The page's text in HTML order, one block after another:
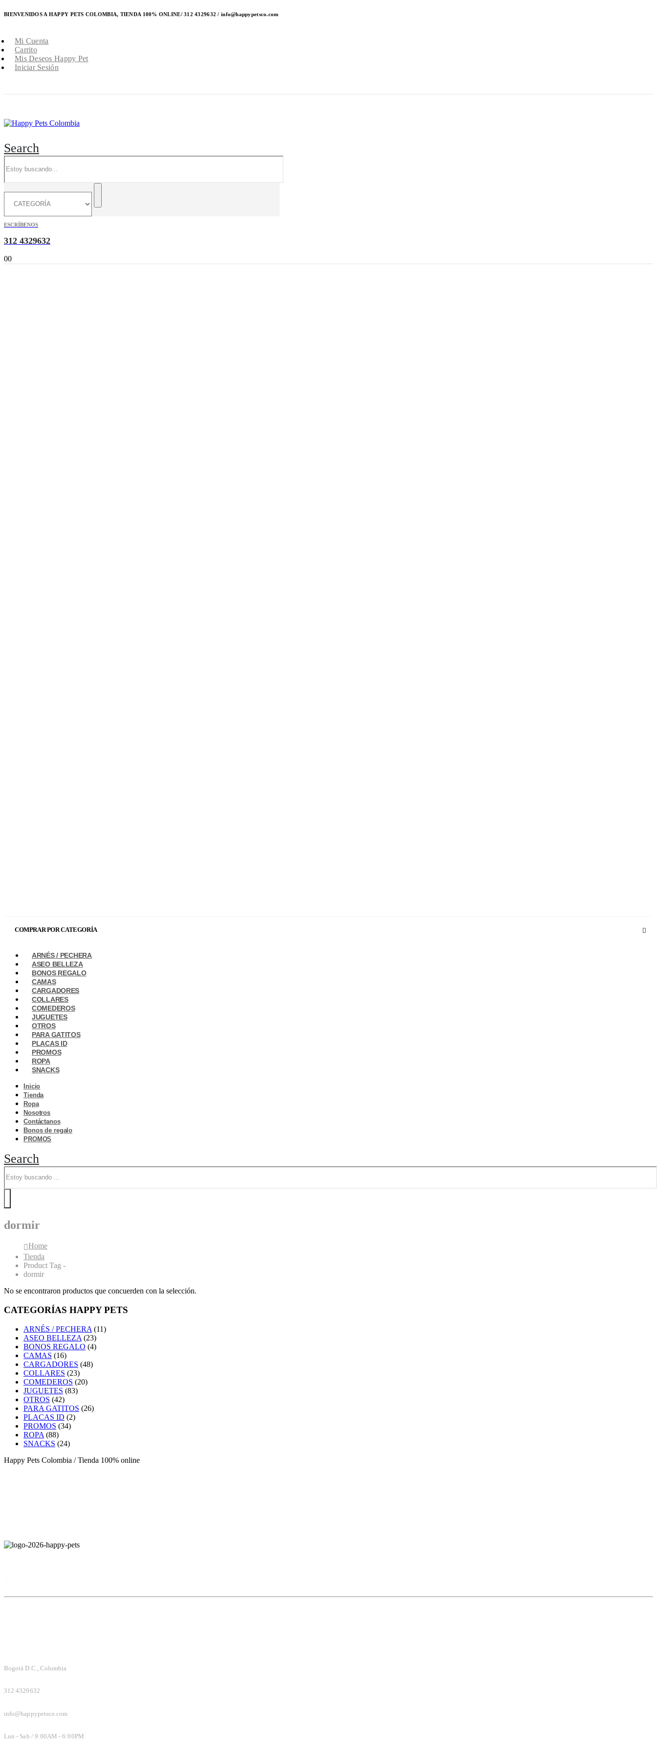
BIENVENIDOS A HAPPY PETS COLOMBIA, TIENDA 100% ONLINE/ 312 4329632 / info@happypetsco.com
Mi Cuenta
Carrito
Mis Deseos Happy Pet
Iniciar Sesión
Search
ESCRÍBENOS
312 4329632
00
COMPRAR POR CATEGORÍA
ARNÉS / PECHERA
ASEO BELLEZA
BONOS REGALO
CAMAS
CARGADORES
COLLARES
COMEDEROS
JUGUETES
OTROS
PARA GATITOS
PLACAS ID
PROMOS
ROPA
SNACKS
Inicio
Tienda
Ropa
Nosotros
Contáctanos
Bonos de regalo
PROMOS
Search
dormir
Home
Tienda
Product Tag -
dormir
No se encontraron productos que concuerden con la selección.
CATEGORÍAS HAPPY PETS
ARNÉS / PECHERA (11)
ASEO BELLEZA (23)
BONOS REGALO (4)
CAMAS (16)
CARGADORES (48)
COLLARES (23)
COMEDEROS (20)
JUGUETES (83)
OTROS (42)
PARA GATITOS (26)
PLACAS ID (2)
PROMOS (34)
ROPA (88)
SNACKS (24)
Happy Pets Colombia / Tienda 100% online
Bogotá D.C., Colombia
312 4329632
info@happypetsco.com
Lun - Sab / 9:00AM - 6:00PM